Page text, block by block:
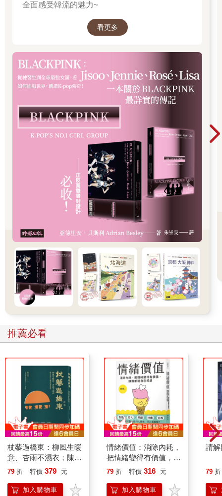
全面感受韓流的魅力~
看更多
推薦必看
杖藜過橋東：柳風生暖
意、杏雨不濕衣；陳亮
恭談以心轉境的適齡漫
79 折 特價 379 元
加入購物車
情緒價值：消除內耗，
把情緒變得有價值，跟
誰都能自在相處
79 折 特價 316 元
加入購物車
請解
79 折